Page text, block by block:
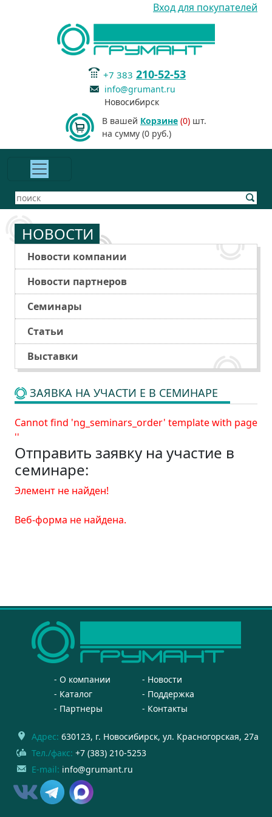
Вход для покупателей
+7 383 210-52-53
info@grumant.ru
Новосибирск
В вашей Корзине (0) шт.
на сумму (0 руб.)
НОВОСТИ
Новости компании
Новости партнеров
Семинары
Статьи
Выставки
ЗАЯВКА НА УЧАСТИ Е В СЕМИНАРЕ
Cannot find 'ng_seminars_order' template with page
''
Отправить заявку на участие в
семинаре:
Элемент не найден!
Веб-форма не найдена.
О компании
Новости
Каталог
Поддержка
Партнеры
Контакты
Адрес: 630123, г. Новосибирск, ул. Красногорская, 27а
Тел./факс: +7 (383) 210-5253
E-mail: info@grumant.ru